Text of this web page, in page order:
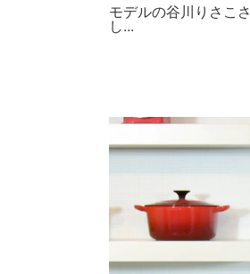
モデルの谷川りさこ
し...